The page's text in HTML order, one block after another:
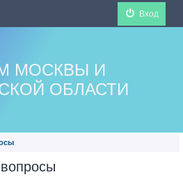
Вход
МОСКВЫ И
ОБЛАСТИ